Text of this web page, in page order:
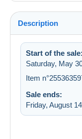
Description
Start of the sale:
Saturday, May
Item
Sale ends:
Friday, August